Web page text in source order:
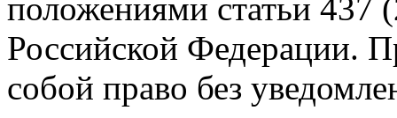
положениями статьи 437
Российской Федерации.
собой право без